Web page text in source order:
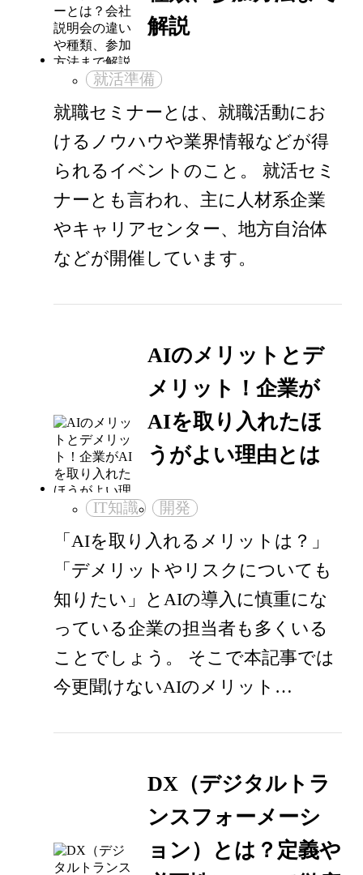
解説
就活準備
就職セミナーとは、就職活動にお
けるノウハウや業界情報などが得
られるイベントのこと。 就活セミ
ナーとも言われ、主に人材系企業
やキャリアセンター、地方自治体
などが開催しています。
AIのメリットとデ
メリット！企業が
AIを取り入れたほ
うがよい理由とは
IT知識 開発
「AIを取り入れるメリットは？」
「デメリットやリスクについても
知りたい」とAIの導入に慎重にな
っている企業の担当者も多くいる
ことでしょう。 そこで本記事では
今更聞けないAIのメリット…
DX（デジタルトラ
ンスフォーメーシ
ョン）とは？定義や